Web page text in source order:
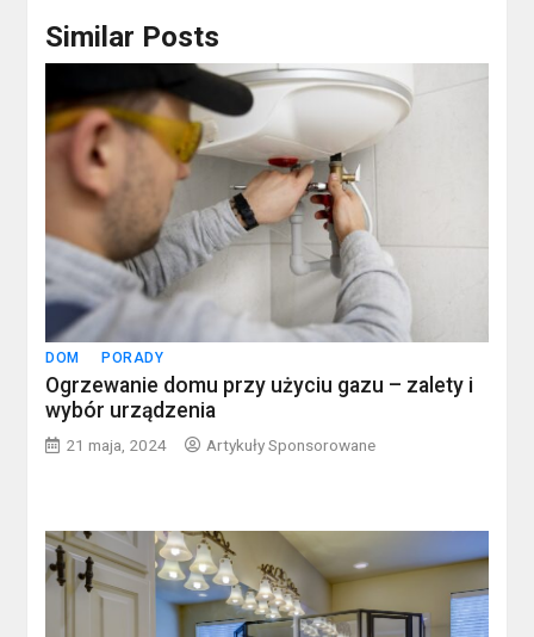
Similar Posts
DOM PORADY
Ogrzewanie domu przy użyciu gazu – zalety i
wybór urządzenia
21 maja, 2024 Artykuły Sponsorowane